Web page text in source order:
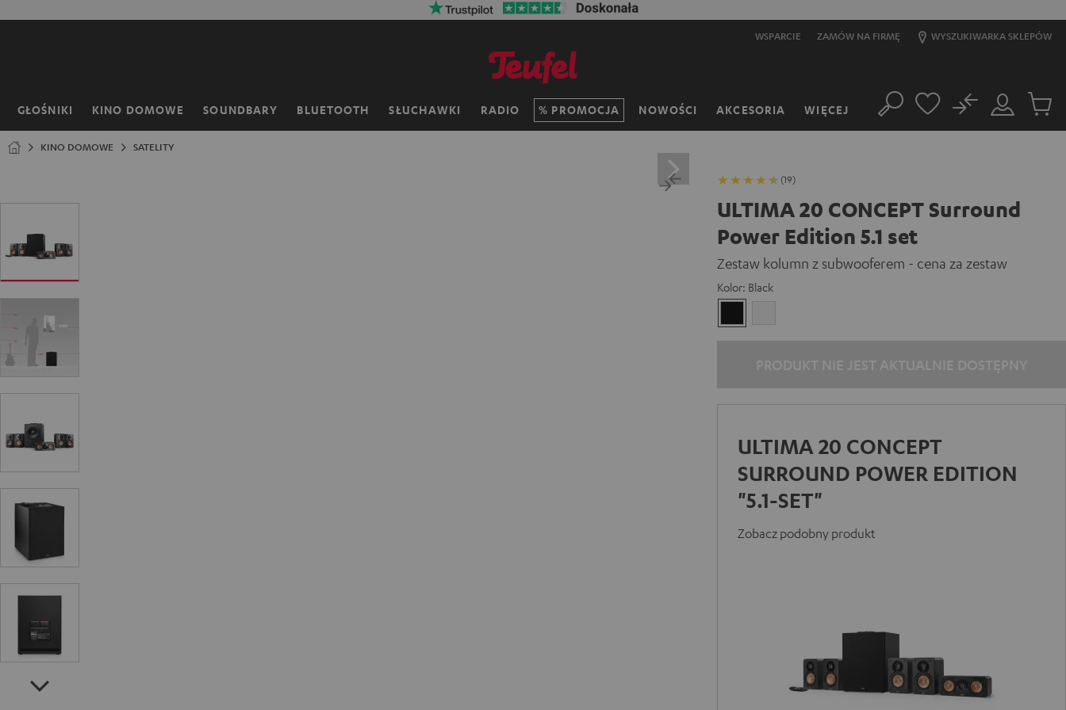
WSPARCIE ZAMÓW NA FIRMĘ WYSZUKIWARKA SKLEPÓW
GŁOŚNIKI KINO DOMOWE SOUNDBARY BLUETOOTH SŁUCHAWKI RADIO PROMOCJA NOWOŚCI AKCESORIA WIĘCEJ
Strona
Szukaj
Moje
konto
No
KINO DOMOWE SATELITY
(19)
ULTIMA 20 CONCEPT Surround
Power Edition 5.1 set
Zestaw kolumn z subwooferem - cena za zestaw
Kolor: Black
ULTIMA 20 CONCEPT
SURROUND POWER EDITION
"5.1-SET"
Zobacz podobny produkt